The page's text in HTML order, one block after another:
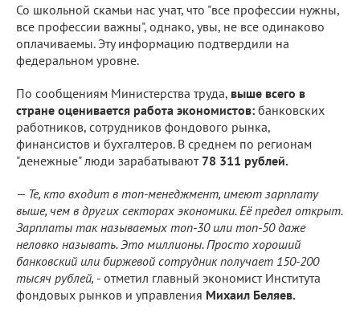
Со школьной скамьи нас учат, что "все профессии нужны,
все профессии важны", однако, увы, не все одинаково
оплачиваемы. Эту информацию подтвердили на
федеральном уровне.
По сообщениям Министерства труда, выше всего в
стране оценивается работа экономистов: банковских
работников, сотрудников фондового рынка,
финансистов и бухгалтеров. В среднем по регионам
"денежные" люди зарабатывают78 311 рублей.
— Те, кто входит в топ-менеджмент, имеют зарплату
выше, чем в других секторах экономики. Её предел открыт.
Зарплаты так называемых топ-30 или топ-50 даже
неловко называть. Это миллионы. Просто хороший
банковский или биржевой сотрудник получает 150-200
тысяч рублей, - отметил главный экономист Института
фондовых рынков и управления Михаил Беляев.